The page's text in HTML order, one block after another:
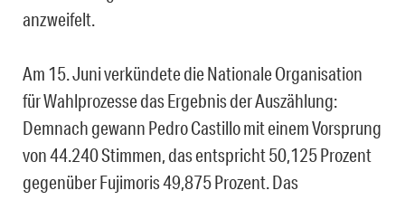
anzweifelt.
Am 15. Juni verkündete die Nationale Organisation
für Wahlprozesse das Ergebnis der Auszählung:
Demnach gewann Pedro Castillo mit einem Vorsprung
von 44.240 Stimmen, das entspricht 50,125 Prozent
gegenüber Fujimoris 49,875 Prozent. Das